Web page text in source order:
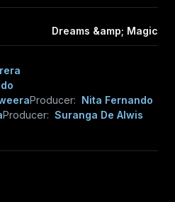
Dreams &amp; Magic
Producer: Nita Fernando
Producer: Suranga De Alwis